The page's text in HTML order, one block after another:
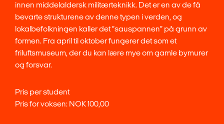
innen middelaldersk militærteknikk. Det er en av de få
bevarte strukturene av denne typen i verden, og
lokalbefolkningen kaller det “sauspannen” på grunn av
formen. Fra april til oktober fungerer det som et
friluftsmuseum, der du kan lære mye om gamle bymurer
og forsvar.
Pris per student
Pris for voksen: NOK 100,00